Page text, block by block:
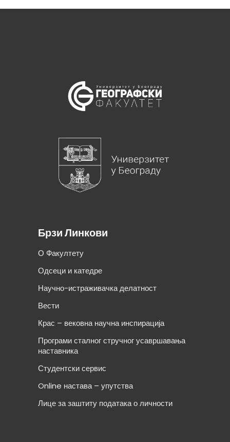
Брзи Линкови
О Факултету
Одсеци и катедре
Научно-истраживачка делатност
Вести
Крас – вековна научна инспирација
Програми сталног стручног усавршавања
наставника
Студентски сервис
Online настава – упутства
Лице за заштиту података о личности